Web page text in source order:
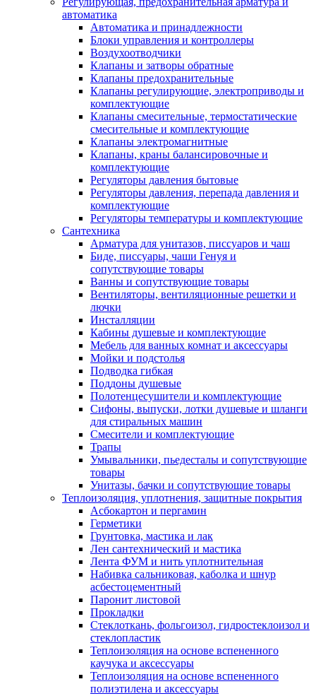
автоматика
Автоматика и принадлежности
Блоки управления и контроллеры
Воздухоотводчики
Клапаны и затворы обратные
Клапаны предохранительные
Клапаны регулирующие, электроприводы и
комплектующие
Клапаны смесительные, термостатические
смесительные и комплектующие
Клапаны электромагнитные
Клапаны, краны балансировочные и
комплектующие
Регуляторы давления бытовые
Регуляторы давления, перепада давления и
комплектующие
Регуляторы температуры и комплектующие
Сантехника
Арматура для унитазов, писсуаров и чаш
Биде, писсуары, чаши Генуя и
сопутствующие товары
Ванны и сопутствующие товары
Вентиляторы, вентиляционные решетки и
лючки
Инсталляции
Кабины душевые и комплектующие
Мебель для ванных комнат и аксессуары
Мойки и подстолья
Подводка гибкая
Поддоны душевые
Полотенцесушители и комплектующие
Сифоны, выпуски, лотки душевые и шланги
для стиральных машин
Смесители и комплектующие
Трапы
Умывальники, пьедесталы и сопутствующие
товары
Унитазы, бачки и сопутствующие товары
Теплоизоляция, уплотнения, защитные покрытия
Асбокартон и пергамин
Герметики
Грунтовка, мастика и лак
Лен сантехнический и мастика
Лента ФУМ и нить уплотнительная
Набивка сальниковая, каболка и шнур
асбестоцементный
Паронит листовой
Прокладки
Стеклоткань, фольгоизол, гидростеклоизол и
стеклопластик
Теплоизоляция на основе вспененного
каучука и аксессуары
Теплоизоляция на основе вспененного
полиэтилена и аксессуары